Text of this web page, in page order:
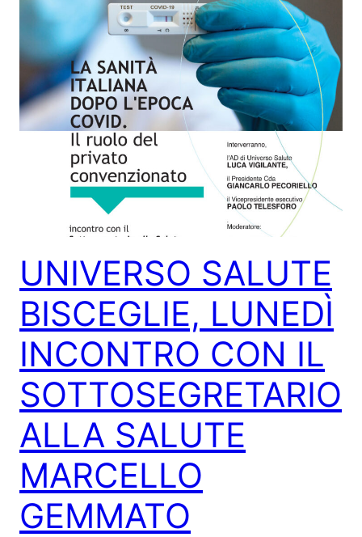
UNIVERSO SALUTE
BISCEGLIE, LUNEDÌ
INCONTRO CON IL
SOTTOSEGRETARIO
ALLA SALUTE
MARCELLO
GEMMATO